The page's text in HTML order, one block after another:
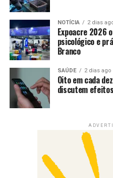
NOTÍCIA 2 dias
Expoacre 2026
psicológico e
Branco
SAÚDE 2 dias ago
Oito em cada
discutem